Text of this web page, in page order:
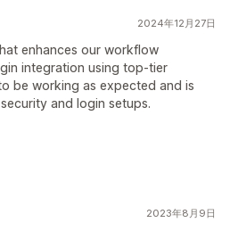
2024年12月27日
enhances our workflow
integration using top-tier
be working as expected and is
and login setups.
2023年8月9日